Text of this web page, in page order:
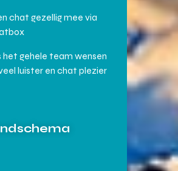
chat gezellig mee via
het gehele team wensen
luister en chat plezier